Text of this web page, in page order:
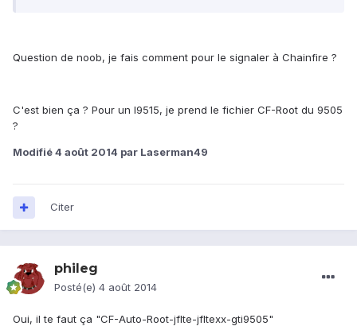
Question de noob, je fais comment pour le signaler à Chainfire ?
C'est bien ça ? Pour un I9515, je prend le fichier CF-Root du 9505
?
Modifié4 août 2014 par Laserman49
Citer
phileg
Posté(e) 4 août 2014
Oui, il te faut ça "CF-Auto-Root-jflte-jfltexx-gti9505"